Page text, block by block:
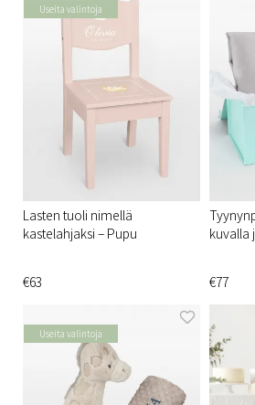
Useita valintoja
Lasten tuoli nimellä
kastelahjaksi – Pupu
€63
kuvalla
€77
Useita valintoja